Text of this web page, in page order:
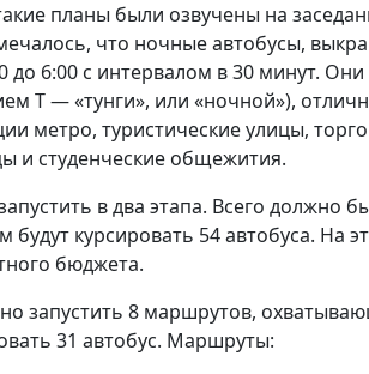
планы были озвучены на
что ночные автобусы,
до 6:00 с интервалом в 30 минут.
T — «тунги», или «ночной»),
метро, туристические улицы,
и студенческие общежития.
в два этапа. Всего должно
курсировать 54 автобуса. На
бюджета.
запустить 8 маршрутов,
31 автобус. Маршруты: